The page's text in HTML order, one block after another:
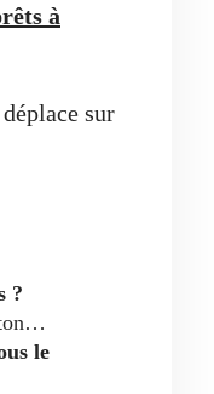
à
sur
?
le